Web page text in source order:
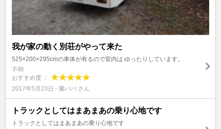
我が家の動く別荘がやって来た
525×200×295cmの車体が有るので室内は ゆったりしています。
不明
おすすめ度 ：
2017年5月23日 - 蘭パパ さん
トラックとしてはまあまあの乗り心地です
トラックとしてはまあまあの乗り心地です